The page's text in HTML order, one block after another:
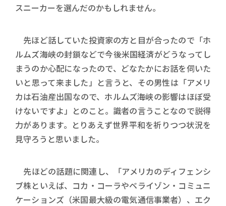
スニーカーを選んだのかもしれません。
先ほど話していた投資家の方と目が合ったので「ホ
ルムズ海峡の封鎖などで今後米国経済がどうなってし
まうのか心配になったので、どなたかにお話を伺いた
いと思って来ました」と言うと、その男性は「アメリ
カは石油産出国なので、ホルムズ海峡の影響はほぼ受
けないですよ」とのこと。識者の言うことなので説得
力があります。とりあえず世界平和を祈りつつ状況を
見守ろうと思いました。
先ほどの話題に関連し、「アメリカのディフェンシ
ブ株といえば、コカ・コーラやベライゾン・コミュニ
ケーションズ（米国最大級の電気通信事業者）、エク